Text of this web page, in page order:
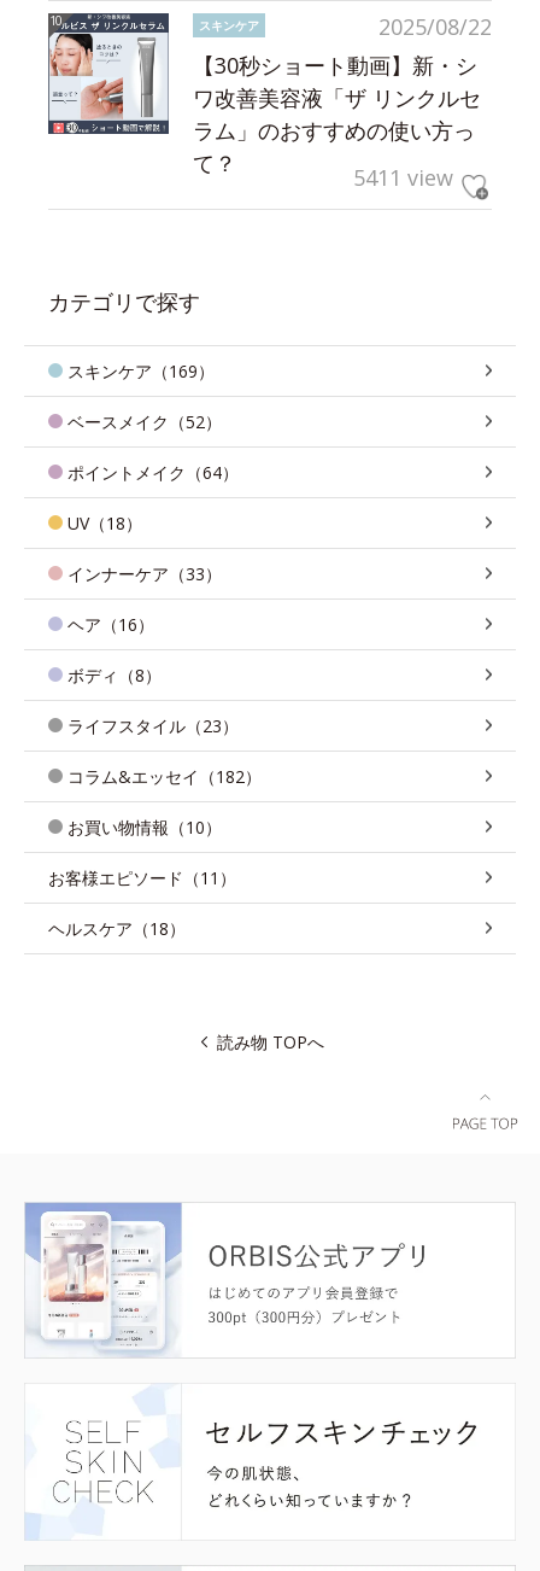
2025/08/22
スキンケア
【30秒ショート動画】新・シ
ワ改善美容液「ザ リンクルセ
ラム」のおすすめの使い方っ
て？
5411 view
カテゴリで探す
スキンケア（169）
ベースメイク（52）
ポイントメイク（64）
UV（18）
インナーケア（33）
ヘア（16）
ボディ（8）
ライフスタイル（23）
コラム&エッセイ（182）
お買い物情報（10）
お客様エピソード（11）
ヘルスケア（18）
読み物 TOPへ